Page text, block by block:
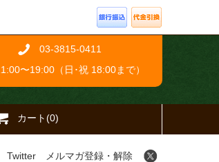
03-3815-0411
〜19:00（日･祝 18:00まで）
カート(0)
Twitter メルマガ登録・解除